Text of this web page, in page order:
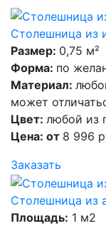
Столешница из
Размер: 0,75 м²
Форма: по
Материал:
может
Цвет: любой из
Цена: от 8 996
Заказать
Столешница из
Площадь: 1 м2